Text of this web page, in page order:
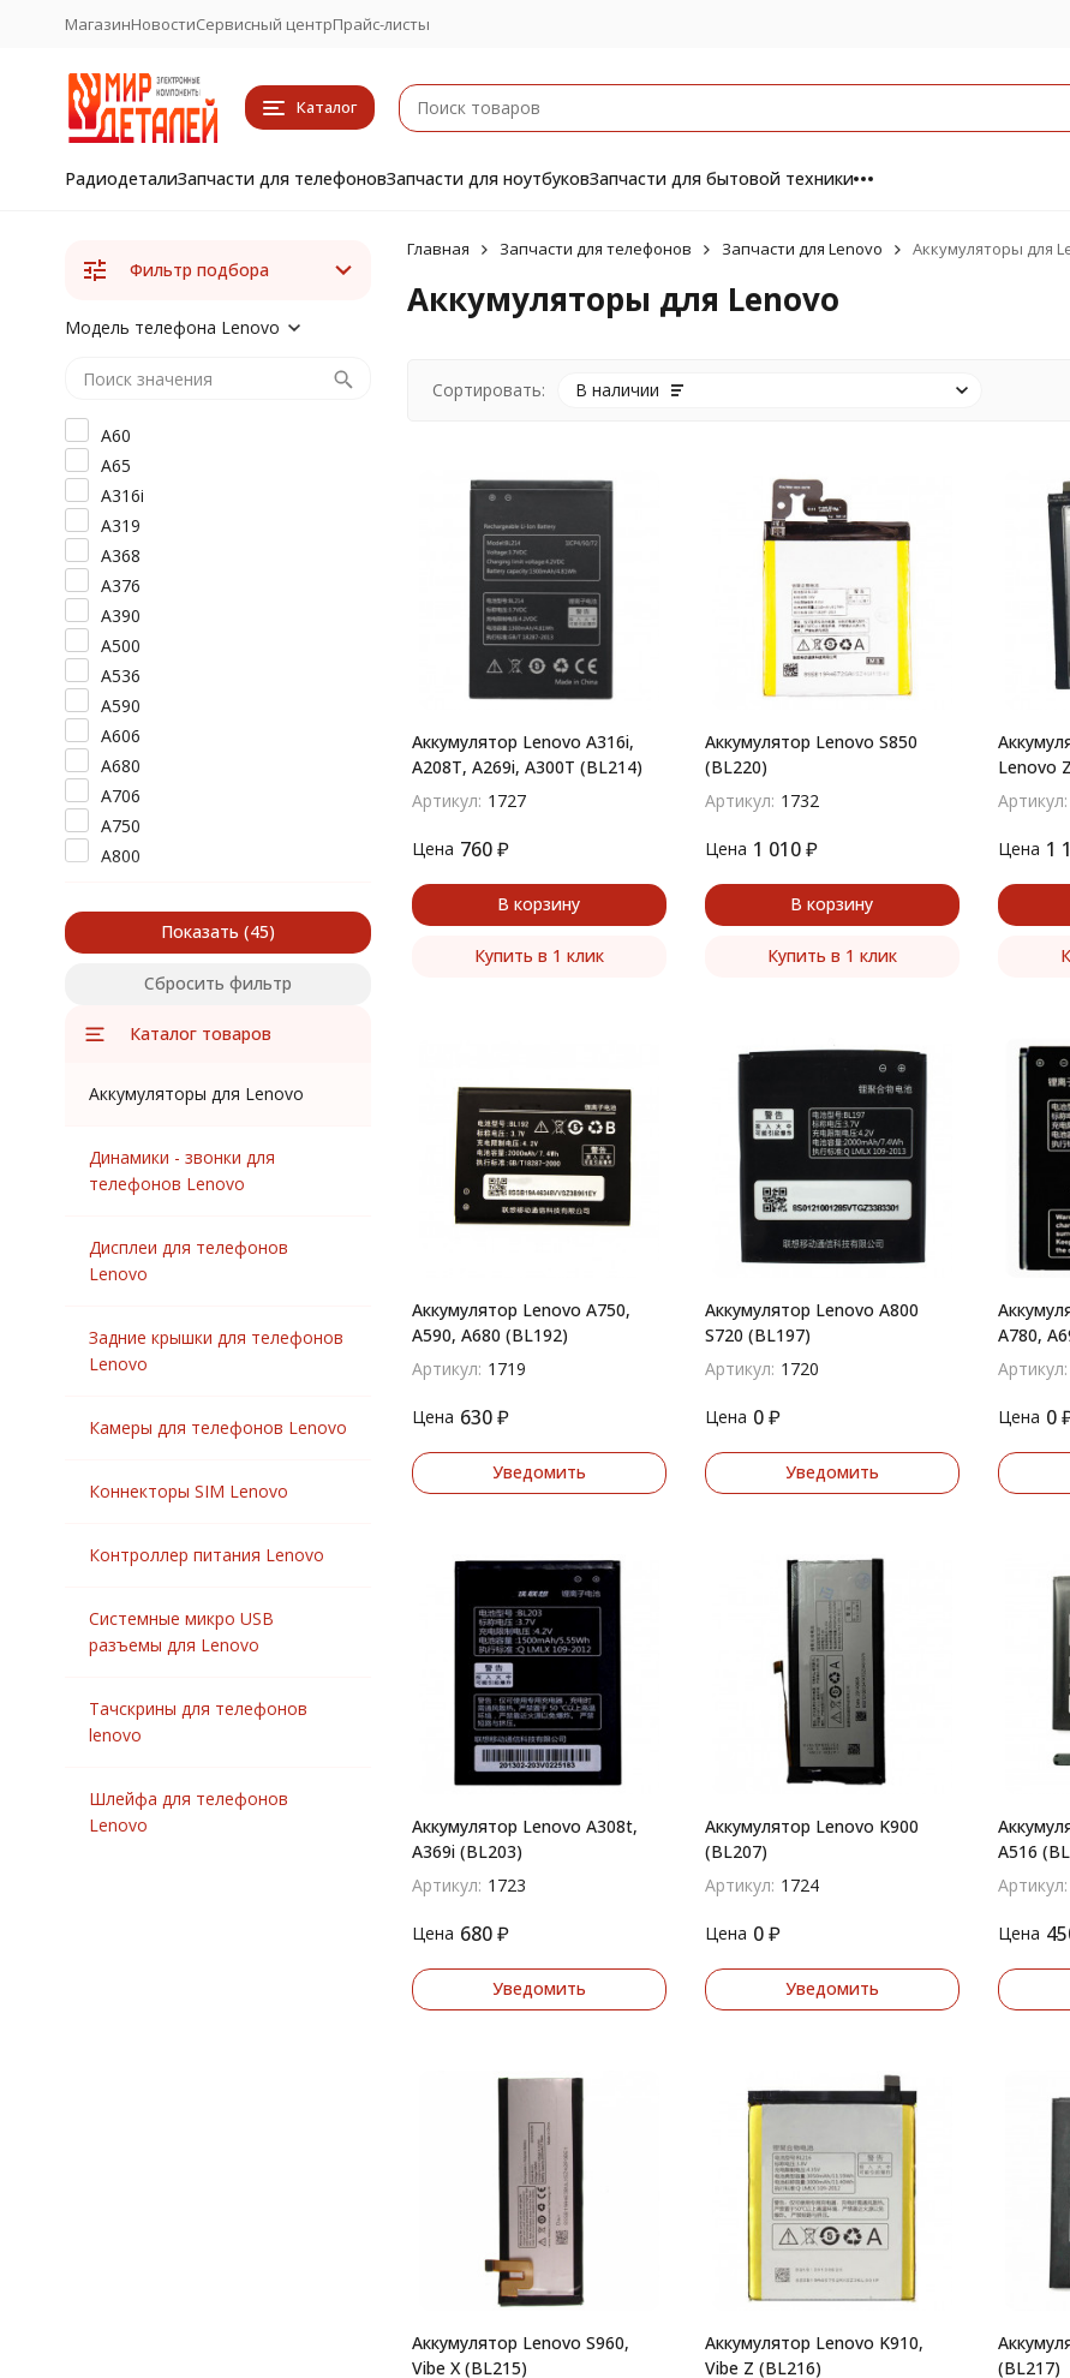
МагазинНовостиСервисный центрПрайс-листы
Каталог
РадиодеталиЗапчасти для телефоновЗапчасти для ноутбуковЗапчасти для бытовой техники
Главная Запчасти для телефонов Запчасти для Lenovo Аккумуляторы для
Аккумуляторы для Lenovo
Сортировать: В наличии
Аккумулятор Lenovo A316i,
A208T, A269i, A300T (BL214)
Артикул: 1727
Цена 760 ₽
В корзину
Купить в 1 клик
Аккумулятор Lenovo S850
(BL220)
Артикул: 1732
Цена 1 010 ₽
В корзину
Купить в 1 клик
Lenovo
Артикул:
Цена 1
Аккумулятор Lenovo A750,
A590, A680 (BL192)
Артикул: 1719
Цена 630 ₽
Уведомить
Аккумулятор Lenovo A800
S720 (BL197)
Артикул: 1720
Цена 0 ₽
Уведомить
A780,
Артикул:
Цена 0
Аккумулятор Lenovo A308t,
A369i (BL203)
Артикул: 1723
Цена 680 ₽
Уведомить
Аккумулятор Lenovo K900
(BL207)
Артикул: 1724
Цена 0 ₽
Уведомить
A516
Артикул:
Цена
Аккумулятор Lenovo S960,
Vibe X (BL215)
Аккумулятор Lenovo K910,
Vibe Z (BL216)
(BL217)
Фильтр подбора
Модель телефона Lenovo
A60
A65
A316i
A319
A368
A376
A390
A500
A536
A590
A606
A680
A706
A750
A800
A850
A1000
A2010
A5000
A6000
A6010
A7010
K3 Note
K910
P70
P780
S90 Sisley
S650
S820
S890
S930
S5000
Показать
Сбросить фильтр
Каталог товаров
Аккумуляторы для Lenovo
Динамики - звонки для
телефонов Lenovo
Дисплеи для телефонов
Lenovo
Задние крышки для телефонов
Lenovo
Камеры для телефонов Lenovo
Коннекторы SIM Lenovo
Контроллер питания Lenovo
Системные микро USB
разъемы для Lenovo
Тачскрины для телефонов
lenovo
Шлейфа для телефонов
Lenovo